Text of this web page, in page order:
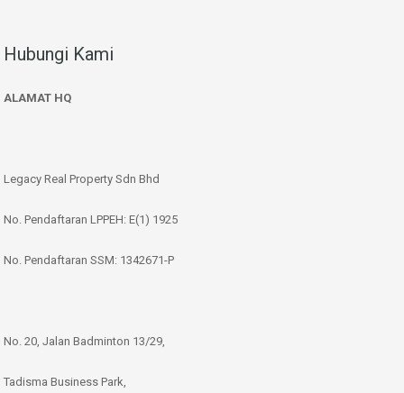
Hubungi Kami
ALAMAT HQ
Legacy Real Property Sdn Bhd
No. Pendaftaran LPPEH: E(1) 1925
No. Pendaftaran SSM: 1342671-P
No. 20, Jalan Badminton 13/29,
Tadisma Business Park,